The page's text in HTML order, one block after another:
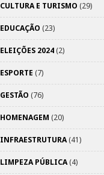
CULTURA E TURISMO (29)
EDUCAÇÃO (23)
ELEIÇÕES 2024(2)
ESPORTE (7)
GESTÃO (76)
HOMENAGEM (20)
INFRAESTRUTURA(41)
LIMPEZA PÚBLICA(4)